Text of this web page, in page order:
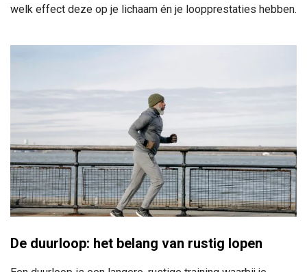
welk effect deze op je lichaam én je loopprestaties hebben.
De duurloop: het belang van rustig lopen